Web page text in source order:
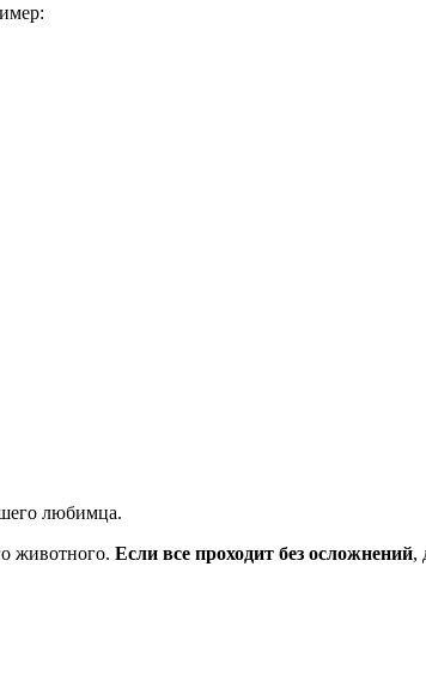
любимца.
животного. Если все проходит без осложнений,